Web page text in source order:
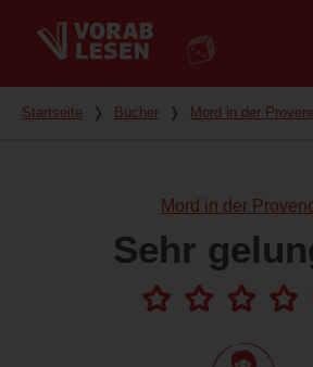
Du bist hier
Startseite ❭ Bücher ❭ Mord in der
Mord in der
Sehr